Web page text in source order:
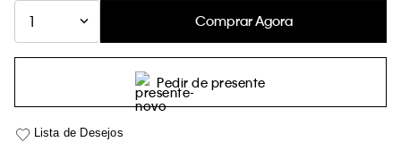
1 Comprar Agora
Pedir de presente